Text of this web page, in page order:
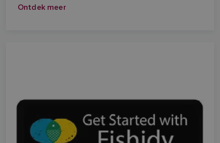
Ontdek meer